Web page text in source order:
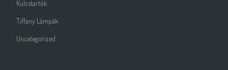
Kulcstartók
Tiffany Lámpák
Uncategorized